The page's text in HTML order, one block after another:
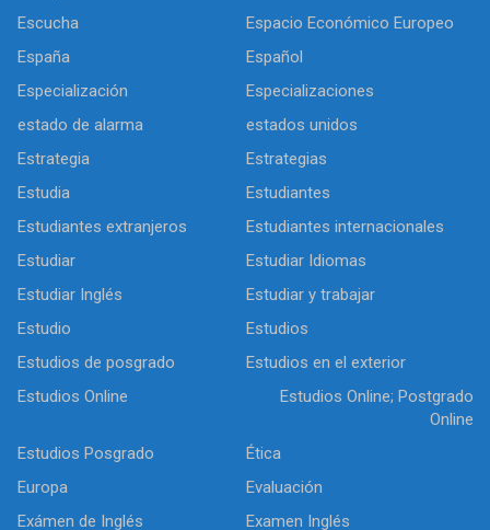
Escucha
Espacio Económico Europeo
España
Español
Especialización
Especializaciones
estado de alarma
estados unidos
Estrategia
Estrategias
Estudia
Estudiantes
Estudiantes extranjeros
Estudiantes internacionales
Estudiar
Estudiar Idiomas
Estudiar Inglés
Estudiar y trabajar
Estudio
Estudios
Estudios de posgrado
Estudios en el exterior
Estudios Online
Estudios Online; Postgrado
Online
Estudios Posgrado
Ética
Europa
Evaluación
Exámen de Inglés
Examen Inglés